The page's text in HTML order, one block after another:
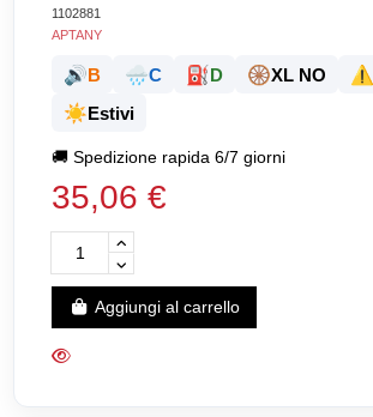
1102881
APTANY
🔊B 🌧️C ⛽D 🛞XL NO ⚠️
☀️Estivi
🚚Spedizione rapida 6/7 giorni
35,06 €
Aggiungi al carrello